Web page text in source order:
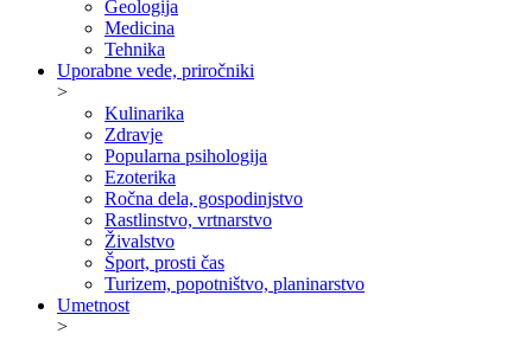
Geologija
Medicina
Tehnika
Uporabne vede, priročniki
>
Kulinarika
Zdravje
Popularna psihologija
Ezoterika
Ročna dela, gospodinjstvo
Rastlinstvo, vrtnarstvo
Živalstvo
Šport, prosti čas
Turizem, popotništvo, planinarstvo
Umetnost
>